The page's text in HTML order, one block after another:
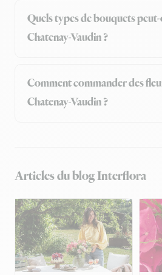
Quels types de bouquets
Chatenay-Vaudin ?
Comment commander des
Chatenay-Vaudin ?
Articles du blog Interflora